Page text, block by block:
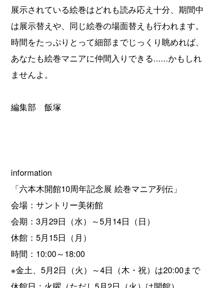
展示されている絵巻はどれも読み応え十分、期間中
は展示替えや、同じ絵巻の場面替えも行われます。
時間をたっぷりとって細部までじっくり眺めれば、
あなたも絵巻マニアに仲間入りできる......かもしれ
ませんよ。
編集部 飯塚
information
「六本木開館10周年記念展 絵巻マニア列伝」
会場：サントリー美術館
会期：3月29日（水）～5月14日（日）
休館：5月15日（月）
時間：10:00～18:00
※金土、5月2日（火）～4日（木・祝）は20:00まで